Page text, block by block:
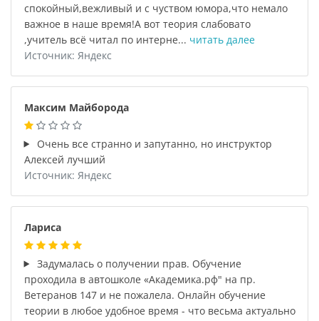
спокойный,вежливый и с чуством юмора,что немало
важное в наше время!А вот теория слабовато
,учитель всё читал по интерне... читать далее
Источник: Яндекс
Максим Майборода
Очень все странно и запутанно, но инструктор
Алексей лучший
Источник: Яндекс
Лариса
Задумалась о получении прав. Обучение
проходила в автошколе «Академика.рф" на пр.
Ветеранов 147 и не пожалела. Онлайн обучение
теории в любое удобное время - что весьма актуально